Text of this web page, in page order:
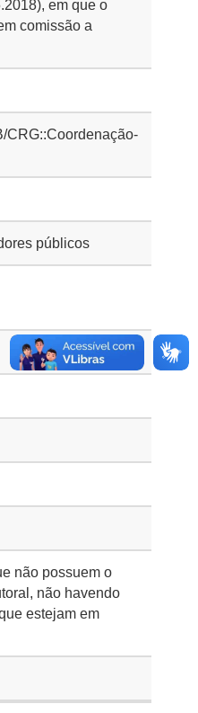
em que o
comissão a
CRG::Coordenação-
públicos
não possuem o
não havendo
estejam em